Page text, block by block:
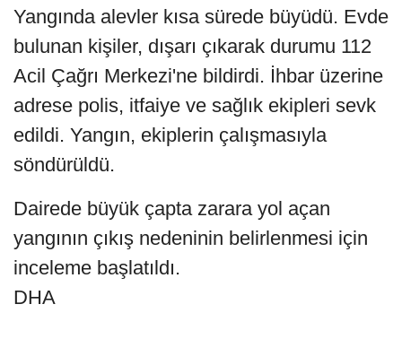
Yangında alevler kısa sürede büyüdü. Evde
bulunan kişiler, dışarı çıkarak durumu 112
Acil Çağrı Merkezi'ne bildirdi. İhbar üzerine
adrese polis, itfaiye ve sağlık ekipleri sevk
edildi. Yangın, ekiplerin çalışmasıyla
söndürüldü.
Dairede büyük çapta zarara yol açan
yangının çıkış nedeninin belirlenmesi için
inceleme başlatıldı.
DHA